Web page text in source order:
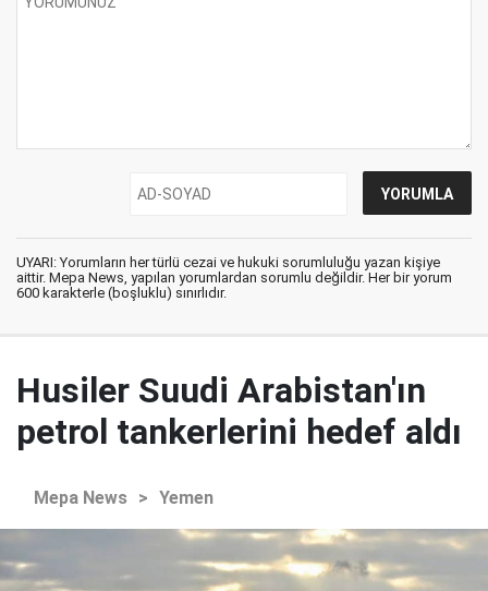
UYARI: Yorumların her türlü cezai ve hukuki sorumluluğu yazan kişiye
aittir. Mepa News, yapılan yorumlardan sorumlu değildir. Her bir yorum
600 karakterle (boşluklu) sınırlıdır.
Husiler Suudi Arabistan'ın
petrol tankerlerini hedef aldı
Mepa News > Yemen